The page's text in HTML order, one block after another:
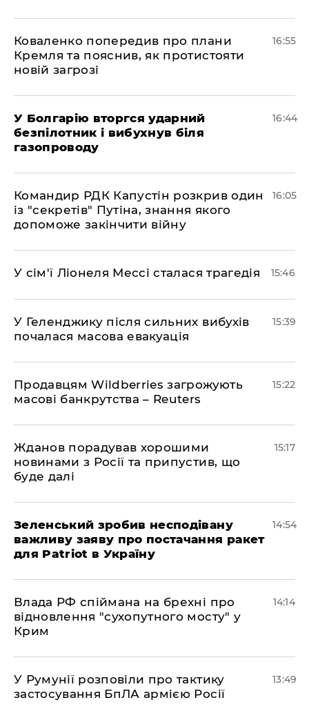
Коваленко попередив про плани
Кремля та пояснив, як протистояти
новій загрозі
16:55
У Болгарію вторгся ударний
безпілотник і вибухнув біля
газопроводу
16:44
Командир РДК Капустін розкрив один
із "секретів" Путіна, знання якого
допоможе закінчити війну
16:05
У сім'ї Ліонеля Мессі сталася трагедія 15:46
У Геленджику після сильних вибухів
почалася масова евакуація
15:39
Продавцям Wildberries загрожують
масові банкрутства – Reuters
15:22
Жданов порадував хорошими
новинами з Росії та припустив, що
буде далі
15:17
Зеленський зробив несподівану
важливу заяву про постачання ракет
для Patriot в Україну
14:54
Влада РФ спіймана на брехні про
відновлення "сухопутного мосту" у
Крим
14:14
У Румунії розповіли про тактику
застосування БпЛА армією Росії
13:49